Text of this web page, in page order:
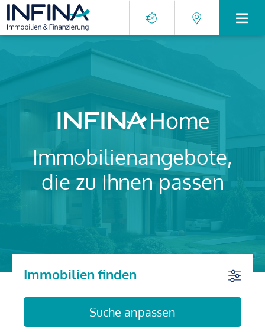
Immobilienangebote,
die zu Ihnen passen
Immobilien finden
Suche anpassen